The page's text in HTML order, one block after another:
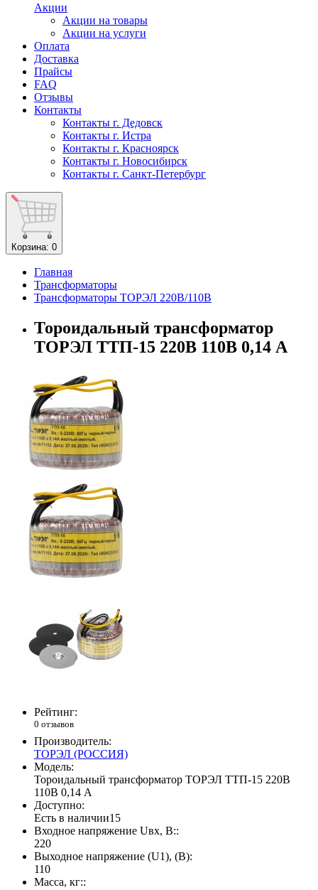
Акции
Акции на товары
Акции на услуги
Оплата
Доставка
Прайсы
FAQ
Отзывы
Контакты
Контакты г. Дедовск
Контакты г. Истра
Контакты г. Красноярск
Контакты г. Новосибирск
Контакты г. Санкт-Петербург
Корзина: 0
Главная
Трансформаторы
Трансформаторы ТОРЭЛ 220В/110В
Тороидальный трансформатор
ТОРЭЛ ТТП-15 220В 110В 0,14 А
Рейтинг:
0 отзывов
Производитель:
ТОРЭЛ (РОССИЯ)
Модель:
Тороидальный трансформатор ТОРЭЛ ТТП-15 220В
110В 0,14 А
Доступно:
Есть в наличии15
Входное напряжение Uвх, В::
220
Выходное напряжение (U1), (В):
110
Масса, кг::